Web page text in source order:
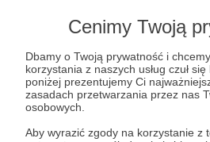
Cenimy Twoją
Dbamy o Twoją prywatność i
korzystania z naszych usług czuł
poniżej prezentujemy Ci
zasadach przetwarzania przez nas
osobowych.
Aby wyrazić zgody na korzystanie z
Komentarz użytkownika
Użytkownik
3 dni temu
Zostań